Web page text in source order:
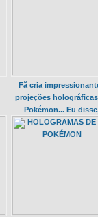
Fã cria
projeções
Pokémon... Eu
HOLOGRAMAS DE
POKÉMON